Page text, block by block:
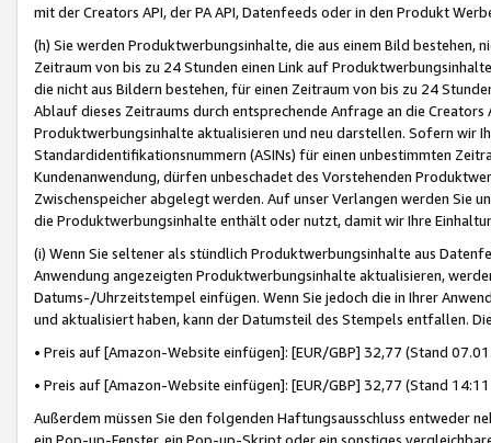
mit der Creators API, der PA API, Datenfeeds oder in den Produkt
(h) Sie werden Produktwerbungsinhalte, die aus einem Bild bestehen,
Zeitraum von bis zu 24 Stunden einen Link auf
die nicht aus Bildern bestehen, für einen Zeitraum von bis zu 24
Ablauf dieses Zeitraums durch entsprechende Anfrage an die
Produktwerbungsinhalte aktualisieren und neu darstellen. Sofern wir
Standardidentifikationsnummern (ASINs) für einen unbestimmten
Kundenanwendung, dürfen unbeschadet des Vorstehenden
Zwischenspeicher abgelegt werden. Auf unser Verlangen werden Sie
die Produktwerbungsinhalte enthält oder nutzt, damit wir Ihre
(i) Wenn Sie seltener als stündlich Produktwerbungsinhalte aus
Anwendung angezeigten Produktwerbungsinhalte aktualisieren,
Datums-/Uhrzeitstempel einfügen. Wenn Sie jedoch die in Ihrer
und aktualisiert haben, kann der Datumsteil des Stempels entfallen.
• Preis auf [Amazon-Website einfügen]: [EUR/GBP] 32,77 (Stand
• Preis auf [Amazon-Website einfügen]: [EUR/GBP] 32,77 (Stand
Außerdem müssen Sie den folgenden Haftungsausschluss entweder
ein Pop-up-Fenster, ein Pop-up-Skript oder ein sonstiges